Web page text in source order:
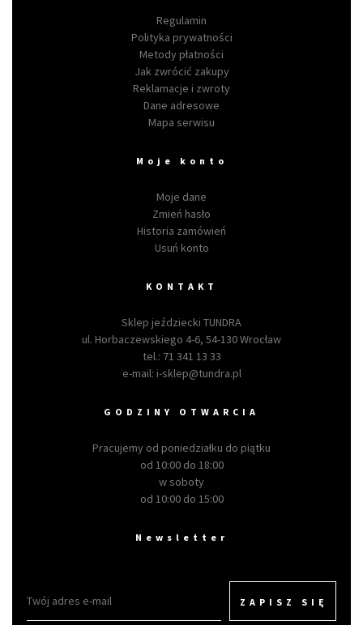
Regulamin
Polityka prywatności
Metody płatności
Jak zwrócić zakupy
Reklamacje i zwroty
Dane adresowe
Mapa serwisu
Moje konto
Moje dane
Zmień hasło
Historia zamówień
Usuń konto
KONTAKT
Sklep jeździecki TUNDRA
ul. Horbaczewskiego 4-6, 54-130 Wrocław
tel.: 71 341 13 33
e-mail: i-sklep@tundra.pl
GODZINY OTWARCIA
Pracujemy od poniedziałku do piątku
od 10:00 do 18:00
w soboty
od 10:00 do 15:00
Newsletter
ZAPISZ SIĘ